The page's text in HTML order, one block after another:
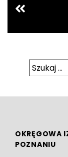
Szukaj:
OKRĘGOWA
POZNANIU